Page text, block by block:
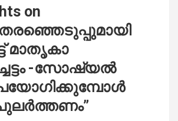
on
മാതൃകാ
-സോഷ്യൽ
”